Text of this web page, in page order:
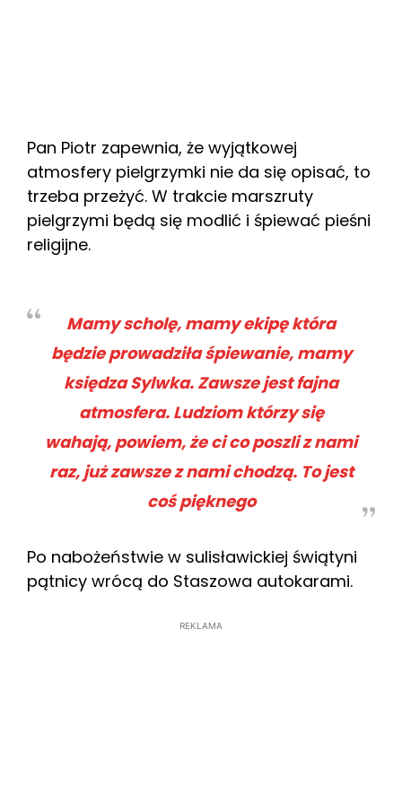
Pan Piotr zapewnia, że wyjątkowej
atmosfery pielgrzymki nie da się opisać, to
trzeba przeżyć. W trakcie marszruty
pielgrzymi będą się modlić i śpiewać pieśni
religijne.
Mamy scholę, mamy ekipę która
będzie prowadziła śpiewanie, mamy
księdza Sylwka. Zawsze jest fajna
atmosfera. Ludziom którzy się
wahają, powiem, że ci co poszli z nami
raz, już zawsze z nami chodzą. To jest
coś pięknego
Po nabożeństwie w sulisławickiej świątyni
pątnicy wrócą do Staszowa autokarami.
REKLAMA